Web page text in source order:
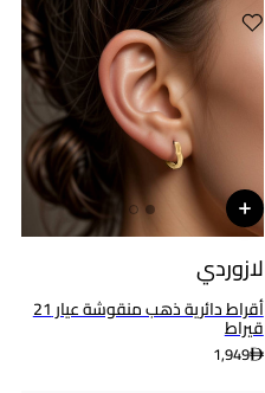
لازوردي
أقراط دائرية ذهب منقوشة عيار 21
قيراط
1,949